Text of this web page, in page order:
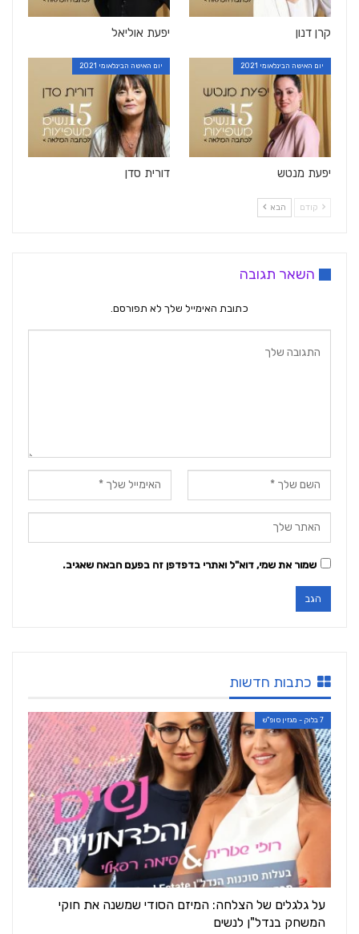
קרן דנון יפעת אוליאל
יום האישה הבינלאומי 2021
יפעת מנטש
יום האישה הבינלאומי 2021
דורית סדן
קודם הבא
השאר תגובה
כתובת האימייל שלך לא תפורסם.
שמור את שמי, דוא"ל ואתרי בדפדפן זה בפעם הבאה שאגיב.
כתבות חדשות
7 בלוק - מגזין סופ"ש
על גלגלים של הצלחה: המיזם הסודי שמשנה את חוקי
המשחק בנדל"ן לנשים